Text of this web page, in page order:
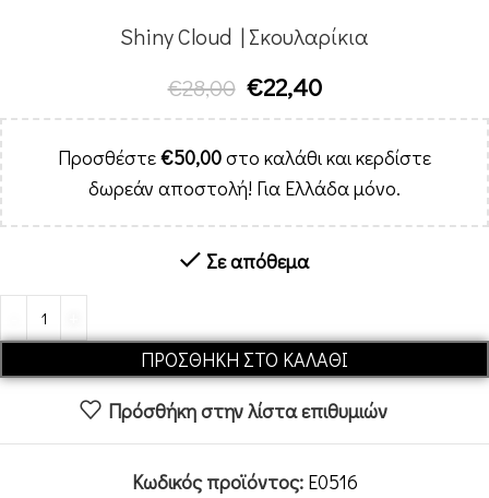
Shiny Cloud | Σκουλαρίκια
€28,00 €22,40
Προσθέστε€50,00στο καλάθι και κερδίστε
δωρεάν αποστολή! Για Ελλάδα μόνο.
Σε απόθεμα
ΠΡΟΣΘΉΚΗ ΣΤΟ ΚΑΛΆΘΙ
Πρόσθήκη στην λίστα επιθυμιών
Κωδικός προϊόντος: E0516